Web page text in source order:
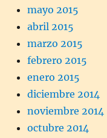
mayo 2015
abril 2015
marzo 2015
febrero 2015
enero 2015
diciembre 2014
noviembre 2014
octubre 2014